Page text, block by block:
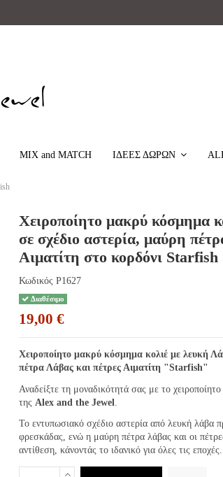
MIX and MATCH ΙΔΕΕΣ ΔΩΡΩΝ
Χειροποίητο μακρύ κόσμημα
σε σχέδιο αστερία, μαύρη
Αιματίτη στο κορδόνι Starfish
Κωδικός P1627
Διαθέσιμο
19,00 €
Χειροποίητο μακρύ κόσμημα κολιέ με λευκή
πέτρα Λάβας και πέτρες Αιματίτη "Starfish"
Αναδείξτε τη μοναδικότητά σας με το χειροποίητο
της Alex and the Jewel
Το εντυπωσιακό σχέδιο αστερία από λευκή λάβα
φρεσκάδας, ενώ η μαύρη πέτρα λάβας και οι
αντίθεση, κάνοντάς το ιδανικό για όλες τις εποχές.